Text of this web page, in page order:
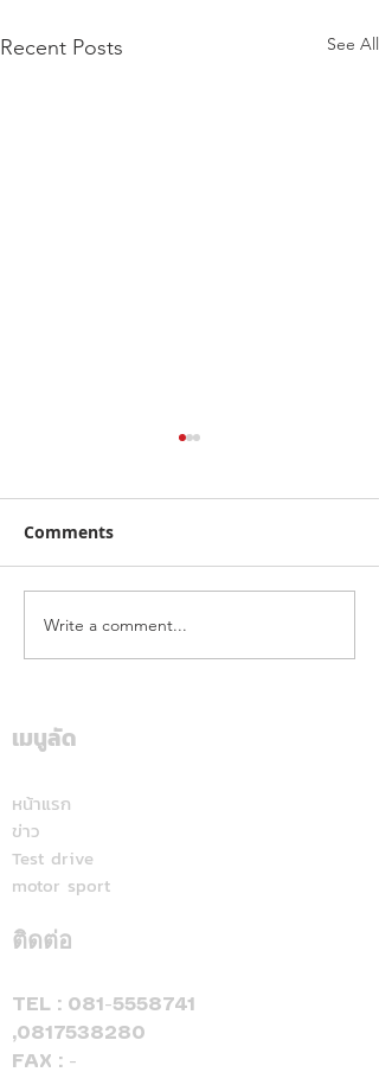
Recent Posts See All
คาลเท็กซ์ ได้รับการรับรอง
หัวจ่ายเชื้อเพลิงมาตรฐาน
การบริการ ตอกย้ำความ
Comments
Write a comment...
เมนูลัด
หน้าแรก
ข่าว
Test drive
motor sport
ติดต่อ
TEL : 081-5558741
,0817538280
FAX : -